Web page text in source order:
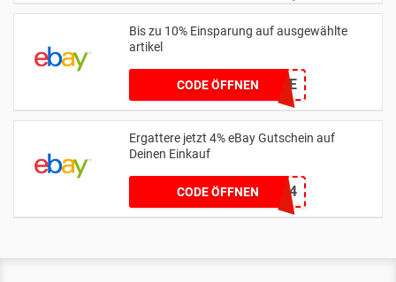
Bis zu 10% Einsparung auf ausgewählte
artikel
CODE ÖFFNEN
POWEREBAY10E
Ergattere jetzt 4% eBay Gutschein auf
Deinen Einkauf
CODE ÖFFNEN
POWEREBAY4